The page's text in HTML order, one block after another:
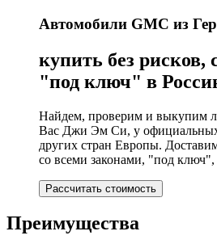
Автомобили GMC из
купить без рисков,
"под ключ" в
Найдем, проверим и выкупим
Вас Джи Эм Си, у
других стран Европы.
со всеми законами, "под
Рассчитать стоимость
Преимущества